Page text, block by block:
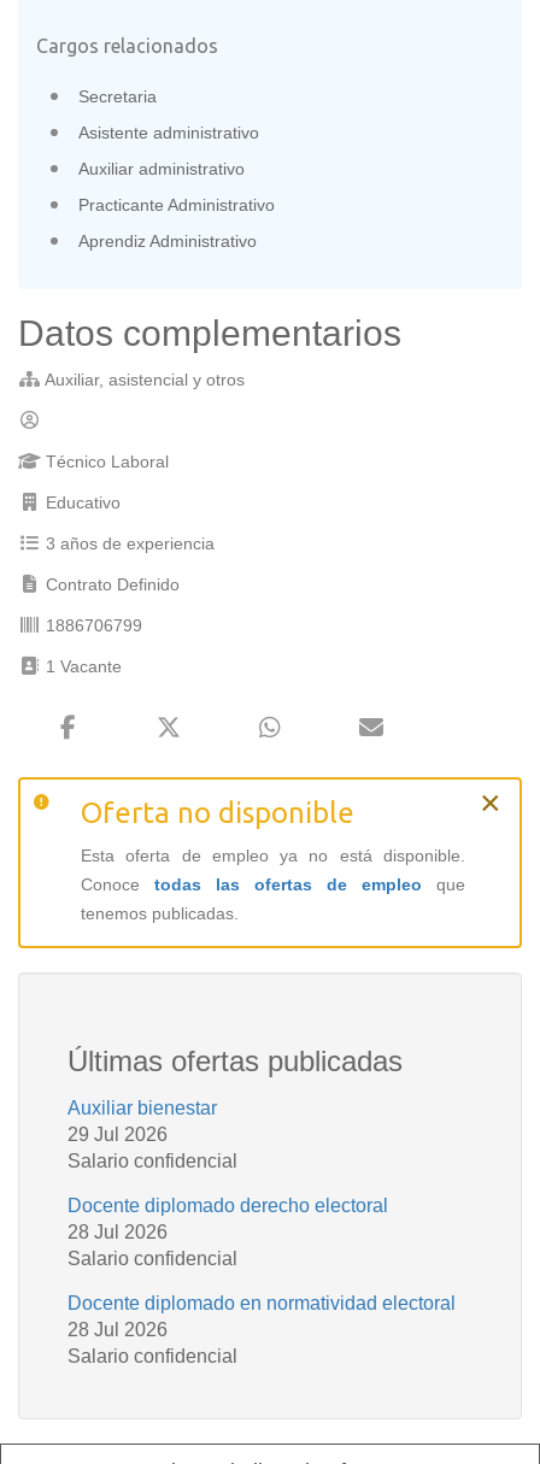
Cargos relacionados
Secretaria
Asistente administrativo
Auxiliar administrativo
Practicante Administrativo
Aprendiz Administrativo
Datos complementarios
Auxiliar, asistencial y otros
Técnico Laboral
Educativo
3 años de experiencia
Contrato Definido
1886706799
1 Vacante
Oferta no disponible
Esta oferta de empleo ya no está disponible.
Conoce todas las ofertas de empleo que
tenemos publicadas.
×
Últimas ofertas publicadas
Auxiliar bienestar
29 Jul 2026
Salario confidencial
Docente diplomado derecho electoral
28 Jul 2026
Salario confidencial
Docente diplomado en normatividad electoral
28 Jul 2026
Salario confidencial